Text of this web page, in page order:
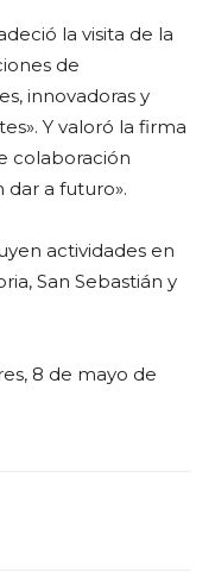
la visita de la
de
innovadoras y
Y valoró la firma
colaboración
a futuro».
actividades en
San Sebastián y
8 de mayo de